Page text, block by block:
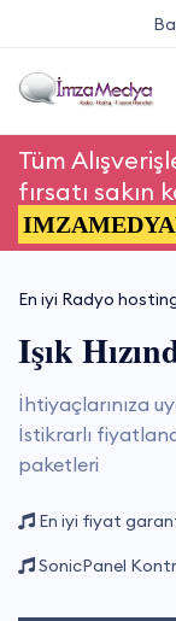
Anasayfa
Alan Adı
Radyo Hosting
Radyo Reseller
Hosting
Radyo Tasarım
Tüm
fırsatı sakın
En iyi Radyo
Işık
İhtiyaçlarınıza
İstikrarlı
paketleri
En iyi fiyat
SonicPanel